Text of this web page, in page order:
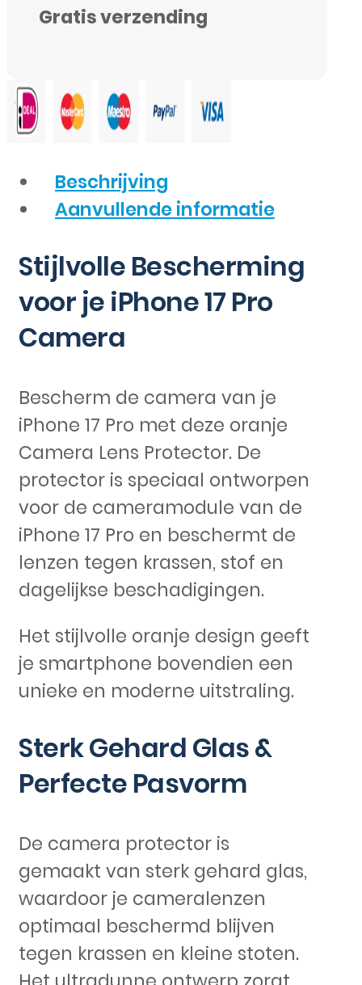
Gratis verzending
Beschrijving
Aanvullende informatie
Stijlvolle Bescherming
voor je iPhone 17 Pro
Camera
Bescherm de camera van je
iPhone 17 Pro met deze oranje
Camera Lens Protector. De
protector is speciaal ontworpen
voor de cameramodule van de
iPhone 17 Pro en beschermt de
lenzen tegen krassen, stof en
dagelijkse beschadigingen.
Het stijlvolle oranje design geeft
je smartphone bovendien een
unieke en moderne uitstraling.
Sterk Gehard Glas &
Perfecte Pasvorm
De camera protector is
gemaakt van sterk gehard glas,
waardoor je cameralenzen
optimaal beschermd blijven
tegen krassen en kleine stoten.